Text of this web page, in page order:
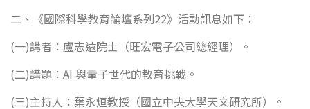
二、《國際科學教育論壇系列22》活動訊息如下：
(一)講者：盧志遠院士（旺宏電子公司總經理）。
(二)講題：AI 與量子世代的教育挑戰。
(三)主持人：葉永烜教授（國立中央大學天文研究所）。